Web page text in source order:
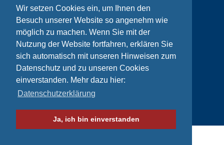
Wir setzen Cookies ein, um Ihnen den
Besuch unserer Website so angenehm wie
möglich zu machen. Wenn Sie mit der
Nutzung der Website fortfahren, erklären Sie
sich automatisch mit unseren Hinweisen zum
Datenschutz und zu unseren Cookies
einverstanden. Mehr dazu hier:
Datenschutzerklärung
Ja, ich bin einverstanden
Sitemap
Kontakt
Impressum
Datenschutzhinweise